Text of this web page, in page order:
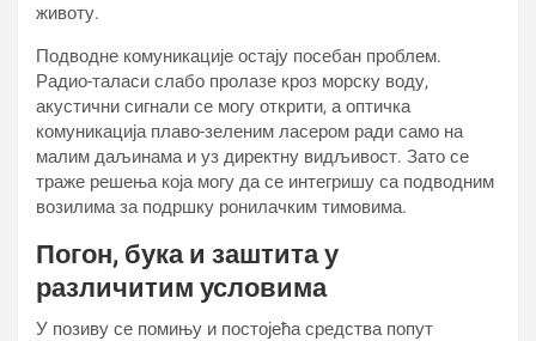
животу.
Подводне комуникације остају посебан проблем.
Радио-таласи слабо пролазе кроз морску воду,
акустични сигнали се могу открити, а оптичка
комуникација плаво-зеленим ласером ради само на
малим даљинама и уз директну видљивост. Зато се
траже решења која могу да се интегришу са подводним
возилима за подршку ронилачким тимовима.
Погон, бука и заштита у
различитим условима
У позиву се помињу и постојећа средства попут